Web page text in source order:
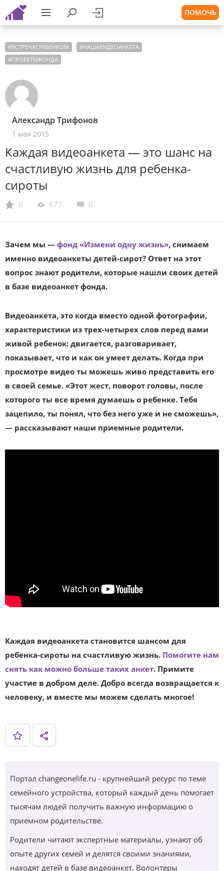
ПОМОЧЬ
#ВСТРЕЧАСРЕБЕНКОМ #НАШАВИДЕОАНКЕТА
#ПРОЕКТЫФОНДА
Александр Трифонов
1 мая 2015
Каждая видеоанкета — это шанс на
счастливую жизнь для ребенка-
сироты
0 677 0
Зачем мы — фонд «Измени одну жизнь», снимаем
именно видеоанкеты детей-сирот? Ответ на этот
вопрос знают родители, которые нашли своих детей
в базе видеоанкет фонда.
Видеоанкета, это когда вместо одной фотографии,
характеристики из трех-четырех слов перед вами
живой ребенок: двигается, разговаривает,
показывает, что и как он умеет делать. Когда при
просмотре видео ты можешь живо представить его
в своей семье. «Этот жест, поворот головы, после
которого ты все время думаешь о ребенке. Тебя
зацепило, ты понял, что без него уже и не сможешь»,
— рассказывают наши приемные родители.
Каждая видеоанкета становится шансом для
ребенка-сироты на счастливую жизнь. Помогите нам
снять как можно больше таких анкет. Примите
участие в добром деле. Добро всегда возвращается к
человеку, и вместе мы можем сделать многое!
Портал changeonelife.ru - крупнейший ресурс по теме
семейного устройства, который каждый день помогает
тысячам людей получить важную информацию о
приемном родительстве.
Родители читают экспертные материалы, узнают об
опыте других семей и делятся своими знаниями,
находят детей в базе видеоанкет. Волонтеры